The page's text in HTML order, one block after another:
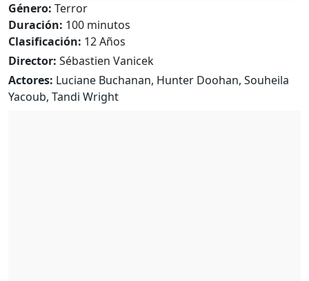
Género: Terror
Duración: 100 minutos
Clasificación: 12 Años
Director: Sébastien Vanicek
Actores: Luciane Buchanan, Hunter Doohan, Souheila
Yacoub, Tandi Wright